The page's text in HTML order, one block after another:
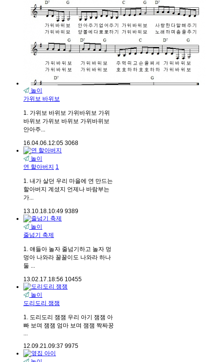
놀이
가위보 바위보
1. 가위보 바위보 가위바위보 가위
바위보 가위보 바위보 가위바위보
안아주...
16.04.06.12:05 3068
놀이
연 할아버지 1
1. 내가 살던 우리 마을에 연 만드는
할아버지 계셨지 언제나 바람부는
가...
13.10.18.10:49 9389
놀이
줄넘기 축제
1. 얘들아 놀자 줄넘기하고 놀자 멍
멍아 나와라 꿀꿀이도 나와라 하나
둘 ...
13.02.17.18:56 10455
놀이
도리도리 잼잼
1. 도리도리 잼잼 우리 아기 잼잼 아
빠 보며 잼잼 엄마 보며 잼잼 짝짜꿍
...
12.09.21.09:37 9975